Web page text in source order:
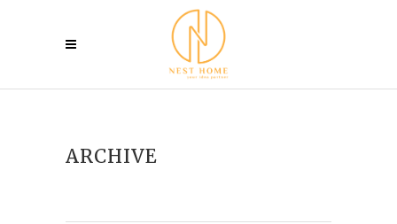
ARCHIVE